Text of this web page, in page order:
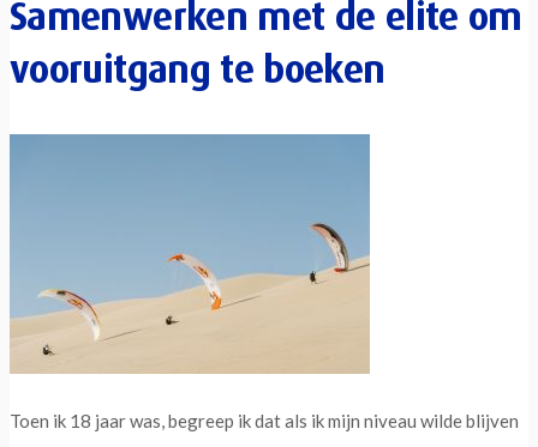
Samenwerken met de elite om
vooruitgang te boeken
Toen ik 18 jaar was, begreep ik dat als ik mijn niveau wilde blijven